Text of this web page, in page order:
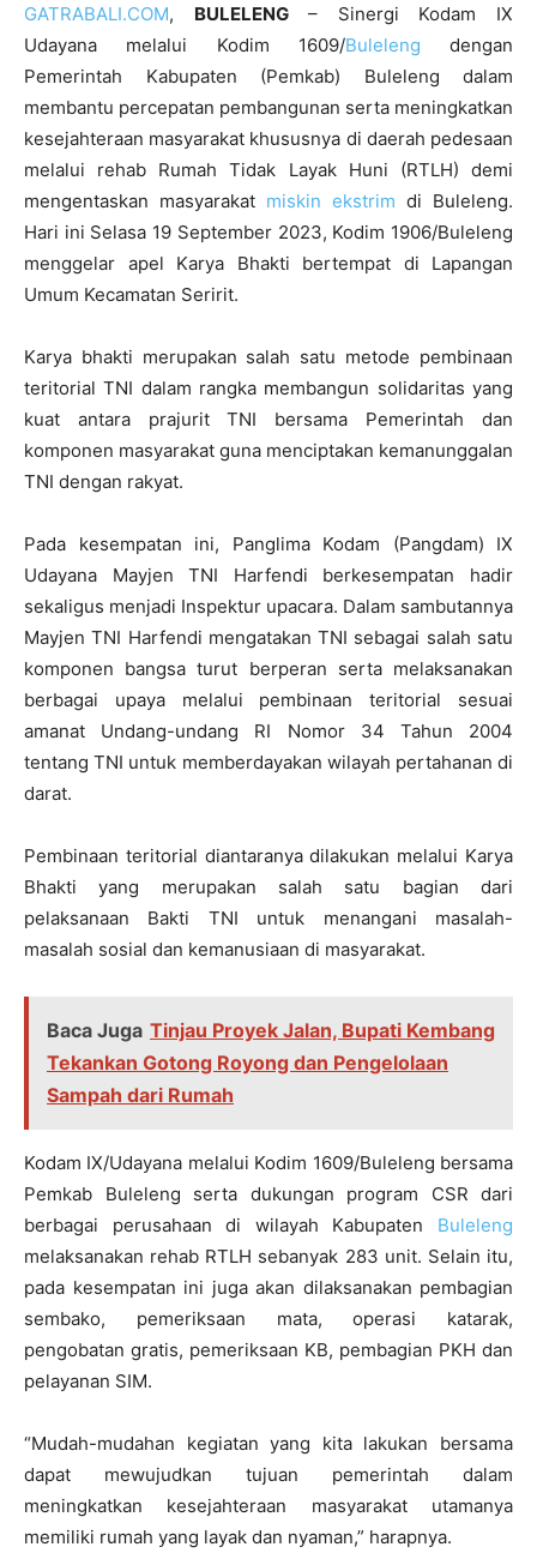
GATRABALI.COM, BULELENG– Sinergi Kodam IX
Udayana melalui Kodim 1609/Buleleng dengan
Pemerintah Kabupaten (Pemkab) Buleleng dalam
membantu percepatan pembangunan serta meningkatkan
kesejahteraan masyarakat khususnya di daerah pedesaan
melalui rehab Rumah Tidak Layak Huni (RTLH) demi
mengentaskan masyarakat miskin ekstrim di Buleleng.
Hari ini Selasa 19 September 2023, Kodim 1906/Buleleng
menggelar apel Karya Bhakti bertempat di Lapangan
Umum Kecamatan Seririt.
Karya bhakti merupakan salah satu metode pembinaan
teritorial TNI dalam rangka membangun solidaritas yang
kuat antara prajurit TNI bersama Pemerintah dan
komponen masyarakat guna menciptakan kemanunggalan
TNI dengan rakyat.
Pada kesempatan ini, Panglima Kodam (Pangdam) IX
Udayana Mayjen TNI Harfendi berkesempatan hadir
sekaligus menjadi Inspektur upacara. Dalam sambutannya
Mayjen TNI Harfendi mengatakan TNI sebagai salah satu
komponen bangsa turut berperan serta melaksanakan
berbagai upaya melalui pembinaan teritorial sesuai
amanat Undang-undang RI Nomor 34 Tahun 2004
tentang TNI untuk memberdayakan wilayah pertahanan di
darat.
Pembinaan teritorial diantaranya dilakukan melalui Karya
Bhakti yang merupakan salah satu bagian dari
pelaksanaan Bakti TNI untuk menangani masalah-
masalah sosial dan kemanusiaan di masyarakat.
Baca Juga Tinjau Proyek Jalan, Bupati Kembang
Tekankan Gotong Royong dan Pengelolaan
Sampah dari Rumah
Kodam IX/Udayana melalui Kodim 1609/Buleleng bersama
Pemkab Buleleng serta dukungan program CSR dari
berbagai perusahaan di wilayah Kabupaten Buleleng
melaksanakan rehab RTLH sebanyak 283 unit. Selain itu,
pada kesempatan ini juga akan dilaksanakan pembagian
sembako, pemeriksaan mata, operasi katarak,
pengobatan gratis, pemeriksaan KB, pembagian PKH dan
pelayanan SIM.
“Mudah-mudahan kegiatan yang kita lakukan bersama
dapat mewujudkan tujuan pemerintah dalam
meningkatkan kesejahteraan masyarakat utamanya
memiliki rumah yang layak dan nyaman,” harapnya.